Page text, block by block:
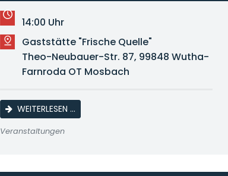
14:00 Uhr
Gaststätte "Frische Quelle"
Theo-Neubauer-Str. 87, 99848 Wutha-
Farnroda OT Mosbach
WEITERLESEN …KAFFEENACHMITTAG
Veranstaltungen